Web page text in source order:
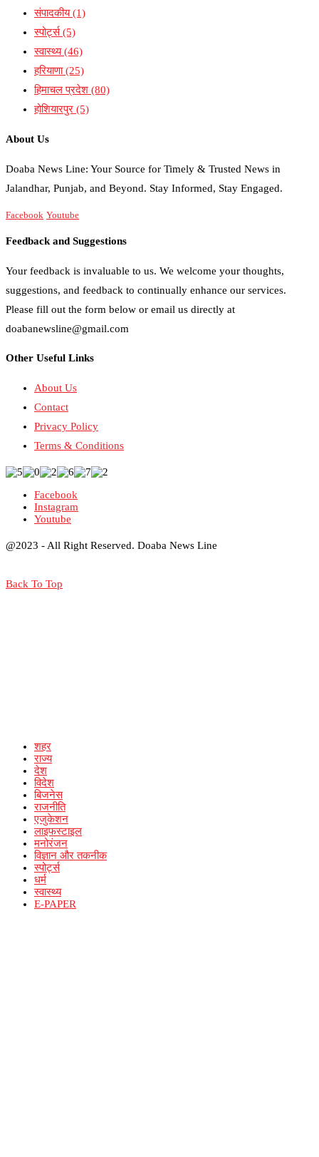
संपादकीय(1)
स्पोर्ट्स(5)
स्वास्थ्य(46)
हरियाणा(25)
हिमाचल प्रदेश (80)
होशियारपुर (5)
About Us
Doaba News Line: Your Source for Timely & Trusted News in
Jalandhar, Punjab, and Beyond. Stay Informed, Stay Engaged.
Facebook Youtube
Feedback and Suggestions
Your feedback is invaluable to us. We welcome your thoughts,
suggestions, and feedback to continually enhance our services.
Please fill out the form below or email us directly at
doabanewsline@gmail.com
Other Useful Links
About Us
Contact
Privacy Policy
Terms & Conditions
Facebook
Instagram
Youtube
@2023 - All Right Reserved. Doaba News Line
Back To Top
शहर
राज्य
देश
विदेश
बिजनेस
राजनीति
एजुकेशन
लाइफस्टाइल
मनोरंजन
विज्ञान और तकनीक
स्पोर्ट्स
धर्म
स्वास्थ्य
E-PAPER